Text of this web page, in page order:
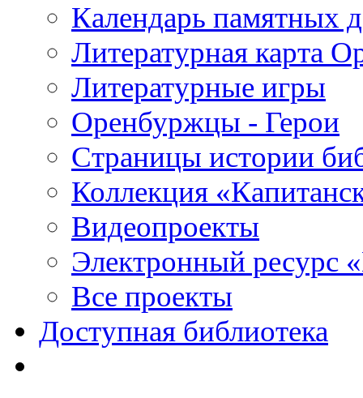
Календарь памятных
Литературная карта
Литературные игры
Оренбуржцы - Герои
Страницы истории
Коллекция
Видеопроекты
Электронный ресурс
Все проекты
Доступная библиотека